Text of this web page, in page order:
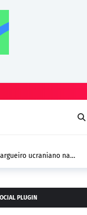
ucraniano na
PLUGIN